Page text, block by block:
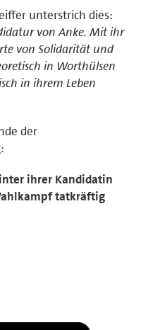
unterstrich dies:
von Anke. Mit ihr
von Solidarität und
in Worthülsen
in ihrem Leben
der
ihrer Kandidatin
tatkräftig